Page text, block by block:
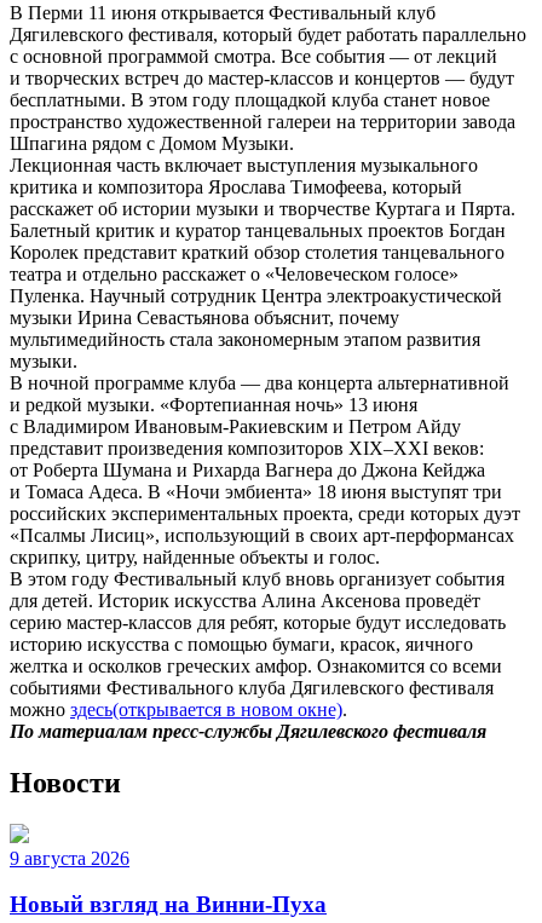
В Перми 11 июня открывается Фестивальный клуб
Дягилевского фестиваля, который будет работать параллельно
с основной программой смотра. Все события — от лекций
и творческих встреч до мастер-классов и концертов — будут
бесплатными. В этом году площадкой клуба станет новое
пространство художественной галереи на территории завода
Шпагина рядом с Домом Музыки.
Лекционная часть включает выступления музыкального
критика и композитора Ярослава Тимофеева, который
расскажет об истории музыки и творчестве Куртага и Пярта.
Балетный критик и куратор танцевальных проектов Богдан
Королек представит краткий обзор столетия танцевального
театра и отдельно расскажет о «Человеческом голосе»
Пуленка. Научный сотрудник Центра электроакустической
музыки Ирина Севастьянова объяснит, почему
мультимедийность стала закономерным этапом развития
музыки.
В ночной программе клуба — два концерта альтернативной
и редкой музыки. «Фортепианная ночь» 13 июня
с Владимиром Ивановым-Ракиевским и Петром Айду
представит произведения композиторов XIX–XXI веков:
от Роберта Шумана и Рихарда Вагнера до Джона Кейджа
и Томаса Адеса. В «Ночи эмбиента» 18 июня выступят три
российских экспериментальных проекта, среди которых дуэт
«Псалмы Лисиц», использующий в своих арт-перформансах
скрипку, цитру, найденные объекты и голос.
В этом году Фестивальный клуб вновь организует события
для детей. Историк искусства Алина Аксенова проведёт
серию мастер-классов для ребят, которые будут исследовать
историю искусства с помощью бумаги, красок, яичного
желтка и осколков греческих амфор. Ознакомится со всеми
событиями Фестивального клуба Дягилевского фестиваля
можно здесь(открывается в новом окне).
По материалам пресс-службы Дягилевского фестиваля
Новости
9 августа 2026
Новый взгляд на Винни-Пуха